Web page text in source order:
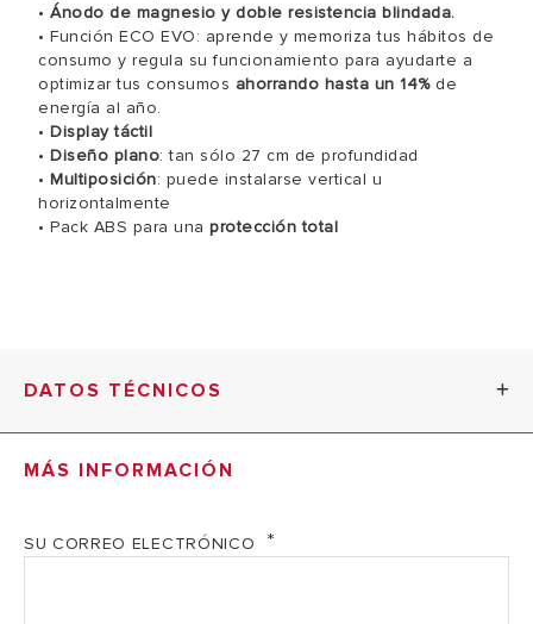
• Ánodo de magnesio y doble resistencia blindada.
• Función ECO EVO: aprende y memoriza tus hábitos de
consumo y regula su funcionamiento para ayudarte a
optimizar tus consumos ahorrando hasta un 14%de
energía al año.
• Display táctil
• Diseño plano: tan sólo 27 cm de profundidad
• Multiposición: puede instalarse vertical u
horizontalmente
• Pack ABS para una protección total
DATOS TÉCNICOS
MÁS INFORMACIÓN
SU CORREO ELECTRÓNICO